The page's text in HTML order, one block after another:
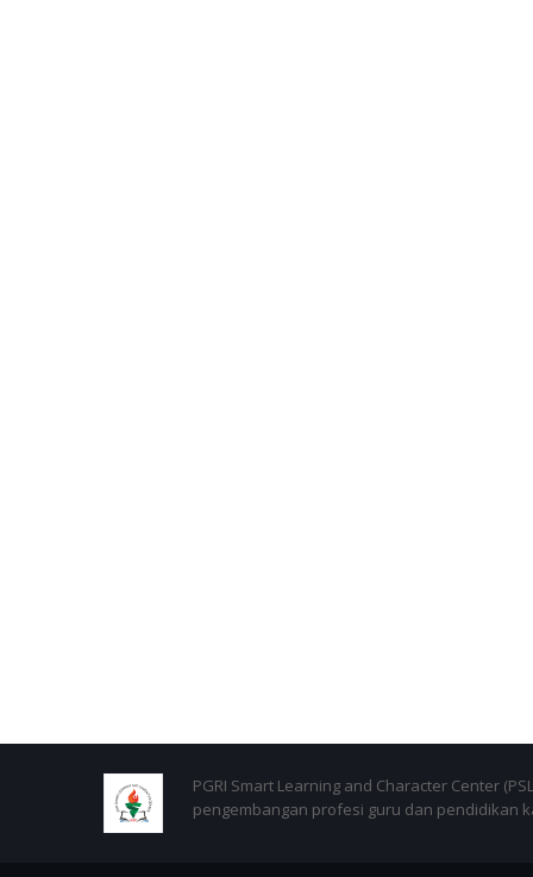
PGRI Smart Learning and Character Center
pengembangan profesi guru dan pendidikan